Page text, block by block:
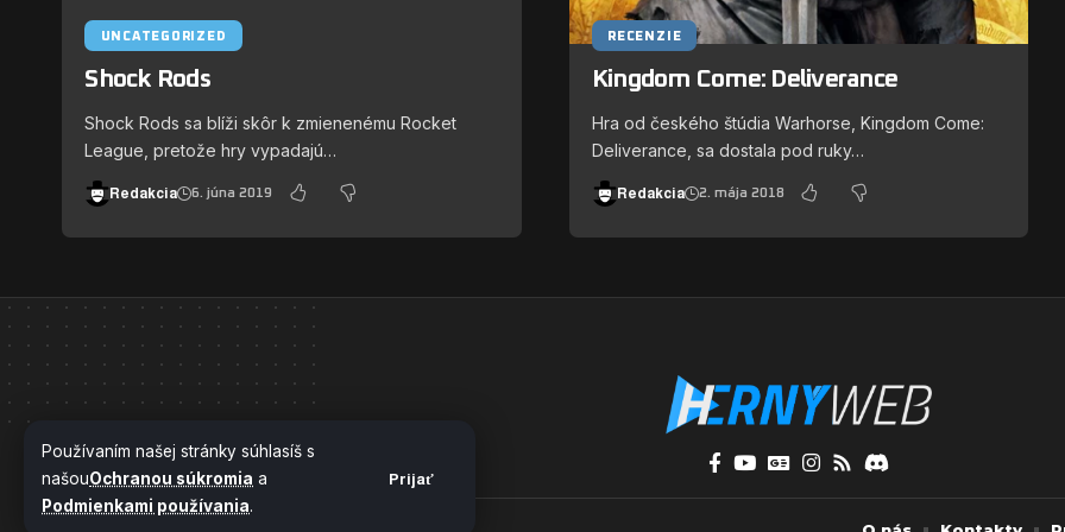
Používaním našej stránky súhlasíš s
našouOchranou súkromia a
Podmienkami používania.
Prijať
UNCATEGORIZED
Shock Rods
Shock Rods sa blíži skôr k zmienenému Rocket
League, pretože hry vypadajú…
Redakcia 6. júna 2019
RECENZIE
Kingdom Come: Deliverance
Hra od českého štúdia Warhorse, Kingdom Come:
Deliverance, sa dostala pod ruky…
Redakcia 2. mája 2018